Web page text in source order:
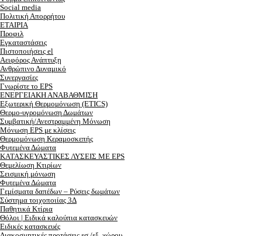
Social media
Πολιτική Απορρήτου
ΕΤΑΙΡΙΑ
Προφιλ
Εγκαταστάσεις
Πιστοποιήσεις el
Αειφόρος Ανάπτυξη
Ανθρώπινο Δυναμικό
Συνεργασίες
Γνωρίστε το EPS
ΕΝΕΡΓΕΙΑΚΗ ΑΝΑΒΑΘΜΙΣΗ
Εξωτερική Θερμομόνωση (ETICS)
Θερμο-υγρομόνωση Δωμάτων
Συμβατική/Ανεστραμμένη Μόνωση
Μόνωση EPS με κλίσεις
Θερμομόνωση Κεραμοσκεπής
Φυτεμένα Δώματα
ΚΑΤΑΣΚΕΥΑΣΤΙΚΕΣ ΛΥΣΕΙΣ ΜΕ EPS
Θεμελίωση Κτιρίων
Σεισμική μόνωση
Φυτεμένα Δώματα
Γεμίσματα δαπέδων – Ρύσεις δωμάτων
Σύστημα τοιχοποιίας 3Δ
Παθητικά Κτίρια
Θόλοι | Ειδικά καλούπια κατασκευών
Ειδικές κατασκευές